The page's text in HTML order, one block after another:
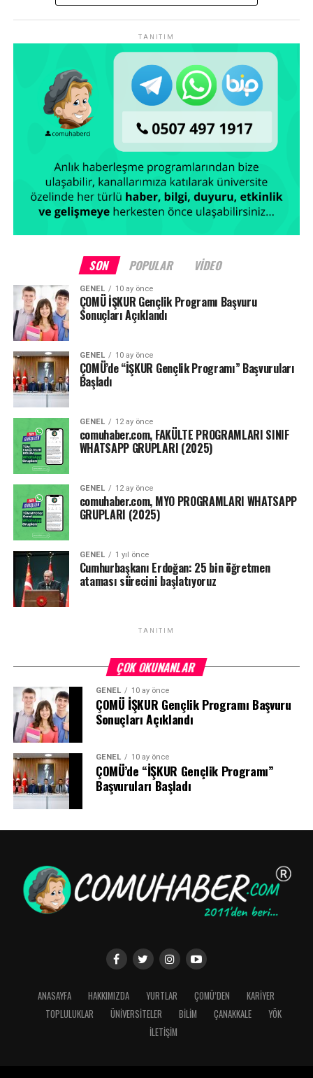
TANITIM
SON POPULAR VIDEO
GENEL 10 ay önce
ÇOMÜ İŞKUR Gençlik Programı Başvuru
Sonuçları Açıklandı
GENEL 10 ay önce
ÇOMÜ’de “İŞKUR Gençlik Programı” Başvuruları
Başladı
GENEL 12 ay önce
comuhaber.com, FAKÜLTE PROGRAMLARI SINIF
WHATSAPP GRUPLARI (2025)
GENEL 12 ay önce
comuhaber.com, MYO PROGRAMLARI WHATSAPP
GRUPLARI (2025)
GENEL 1 yıl önce
Cumhurbaşkanı Erdoğan: 25 bin öğretmen
ataması sürecini başlatıyoruz
TANITIM
ÇOK OKUNANLAR
GENEL 10 ay önce
ÇOMÜ İŞKUR Gençlik Programı Başvuru
Sonuçları Açıklandı
GENEL 10 ay önce
ÇOMÜ’de “İŞKUR Gençlik Programı”
Başvuruları Başladı
ANASAYFA HAKKIMIZDA YURTLAR ÇOMÜ’DEN
KARİYER
TOPLULUKLAR
ÜNİVERSİTELER BİLİM ÇANAKKALE
YÖK
İLETİŞİM